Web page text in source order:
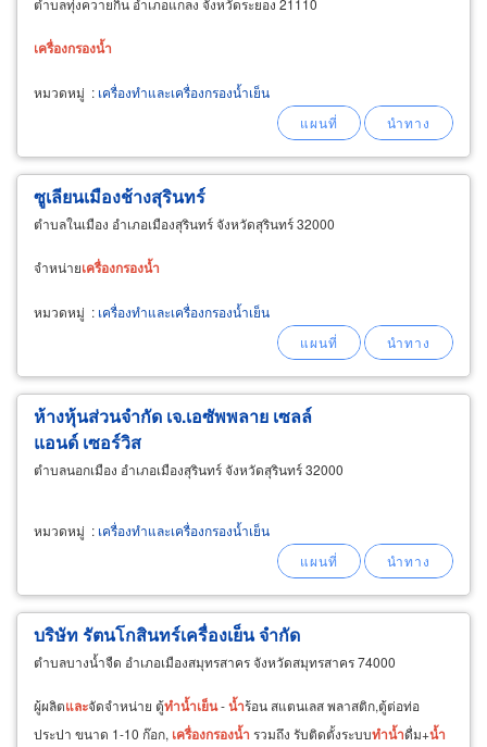
เครื่องกรองน้ำ
หมวดหมู่ : เครื่องทำและเครื่องกรองน้ำเย็น
ซูเลียนเมืองช้างสุรินทร์
ตำบลในเมือง อำเภอเมืองสุรินทร์ จังหวัดสุรินทร์ 32000
จำหน่ายเครื่องกรองน้ำ
หมวดหมู่ : เครื่องทำและเครื่องกรองน้ำเย็น
ห้างหุ้นส่วนจำกัด เจ.เอซัพพลาย เซลล์
แอนด์ เซอร์วิส
ตำบลนอกเมือง อำเภอเมืองสุรินทร์ จังหวัดสุรินทร์ 32000
หมวดหมู่ : เครื่องทำและเครื่องกรองน้ำเย็น
บริษัท รัตนโกสินทร์เครื่องเย็น จำกัด
ตำบลบางน้ำจืด อำเภอเมืองสมุทรสาคร จังหวัดสมุทรสาคร 74000
ผู้ผลิตและจัดจำหน่าย ตู้ทำน้ำเย็น-น้ำร้อน สแตนเลส พลาสติก,ตู้ต่อท่อ
ประปา ขนาด 1-10 ก๊อก, เครื่องกรองน้ำ รวมถึง รับติดตั้งระบบทำน้ำดื่ม+น้ำ